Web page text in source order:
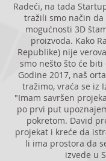
Radeći, na tada
tražili smo način
mogućnosti 3D
proizvoda. Kako
Republike) nije
smo nešto što će
Godine 2017, naš
tražimo, vraća se iz
"Imam savršen
po prvi put
pokretom. David
projekat i kreće da
li ima prostora da
izvede u